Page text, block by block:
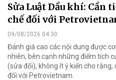
Sửa Luật Dầu khí: Cần
chế đối với
09/08/2026 04:30
Đánh giá cao các nội dung được
nhiên, bên cạnh những điểm tích
(sửa đổi), không ít ý kiến cho
đối với Petrovietnam.